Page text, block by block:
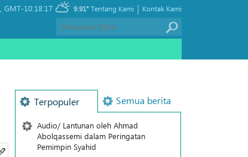
GMT-10:18:17 9.91° Kontak Kami
|
Tentang Kami
Terpopuler Semua berita
Audio/ Lantunan oleh Ahmad
Abolqassemi dalam Peringatan
Pemimpin Syahid